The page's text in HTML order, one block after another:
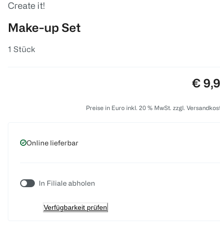
Create it!
Make-up Set
1 Stück
€
Preise in Euro inkl. 20 % MwSt. zzgl.
Online lieferbar
In Filiale abholen
Verfügbarkeit prüfen